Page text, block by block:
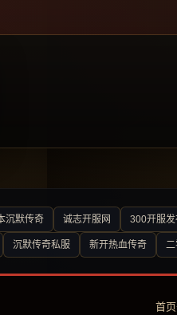
沉默传奇 诚志开服网 300开服发
沉默传奇私服 新开热血传奇 二
首页